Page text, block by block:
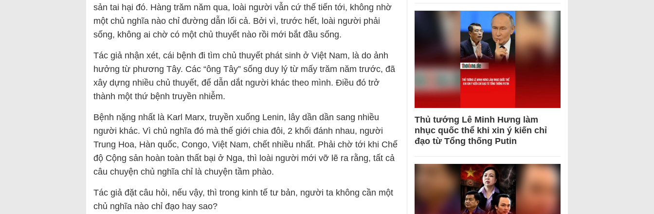
sản tai hại đó. Hàng trăm năm qua, loài người vẫn cứ thế tiến tới, không nhờ
một chủ nghĩa nào chỉ đường dẫn lối cả. Bởi vì, trước hết, loài người phải
sống, không ai chờ có một chủ thuyết nào rồi mới bắt đầu sống.
Tác giả nhận xét, cái bệnh đi tìm chủ thuyết phát sinh ở Việt Nam, là do ảnh
hưởng từ phương Tây. Các “ông Tây” sống duy lý từ mấy trăm năm trước, đã
xây dựng nhiều chủ thuyết, để dẫn dắt người khác theo mình. Điều đó trở
thành một thứ bệnh truyền nhiễm.
Bệnh nặng nhất là Karl Marx, truyền xuống Lenin, lây dần dần sang nhiều
người khác. Vì chủ nghĩa đó mà thế giới chia đôi, 2 khối đánh nhau, người
Trung Hoa, Hàn quốc, Congo, Việt Nam, chết nhiều nhất. Phải chờ tới khi Chế
độ Cộng sản hoàn toàn thất bại ở Nga, thì loài người mới vỡ lẽ ra rằng, tất cả
câu chuyện chủ nghĩa chỉ là chuyện tầm phào.
Tác giả đặt câu hỏi, nếu vậy, thì trong kinh tế tư bản, người ta không cần một
chủ nghĩa nào chỉ đạo hay sao?
Thủ tướng Lê Minh Hưng làm
nhục quốc thể khi xin ý kiến chỉ
đạo từ Tổng thống Putin